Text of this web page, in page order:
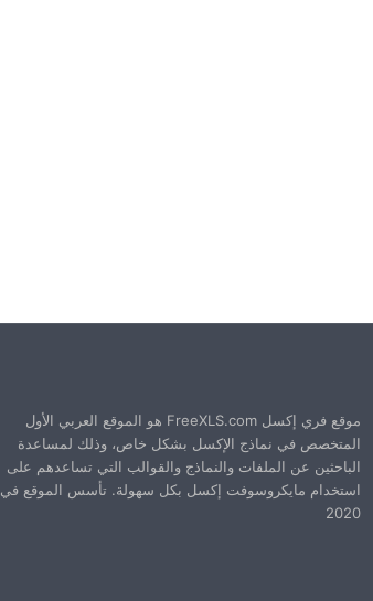
موقع فري إكسل FreeXLS.com هو الموقع العربي الأول
المتخصص في نماذج الإكسل بشكل خاص، وذلك لمساعدة
الباحثين عن الملفات والنماذج والقوالب التي تساعدهم على
استخدام مايكروسوفت إكسل بكل سهولة. تأسس الموقع في
2020